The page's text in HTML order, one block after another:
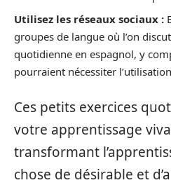
Utilisez les réseaux sociaux :
groupes de langue où l’on
quotidienne en espagnol, y
pourraient nécessiter
Ces petits exercices
votre apprentissage
transformant
chose de désirable et